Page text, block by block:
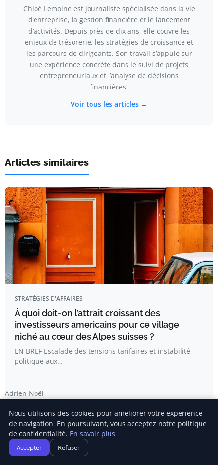
Chloé Lemoine est journaliste spécialisée dans la vie
d’entreprise, la gestion financière et le lancement
d’activités. Depuis près de dix ans, elle couvre les
enjeux de trésorerie, les stratégies de croissance et
les parcours de dirigeants. Son travail s’appuie sur
une expérience concrète dans le suivi de projets
entrepreneuriaux et l’analyse de décisions
financières.
Voir tous les articles →
Articles similaires
STRATÉGIES D'AFFAIRES
À quoi doit-on l’attrait croissant des
investisseurs américains pour ce village
niché au cœur des Alpes suisses ?
EN BREF Escalade des tensions tarifaires et instabilité
politique aux…
Adrien Noël
Nous utilisons des cookies pour améliorer votre expérience
de navigation. En poursuivant, vous acceptez notre politique
de confidentialité. En savoir plus
Accepter Refuser